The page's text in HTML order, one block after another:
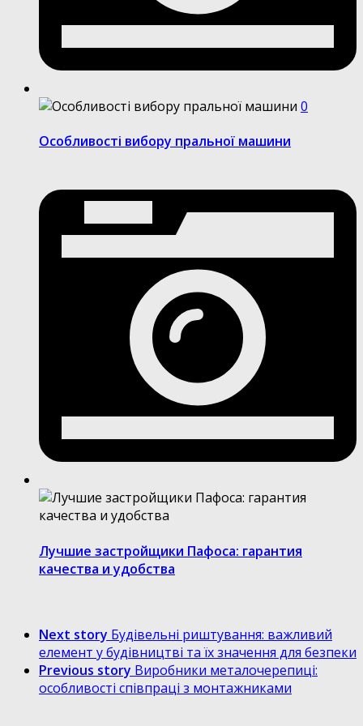
0
Особливості вибору пральної машини
Лучшие застройщики Пафоса: гарантия
качества и удобства
Next story Будівельні риштування: важливий
елемент у будівництві та їх значення для безпеки
Previous story Виробники металочерепиці:
особливості співпраці з монтажниками